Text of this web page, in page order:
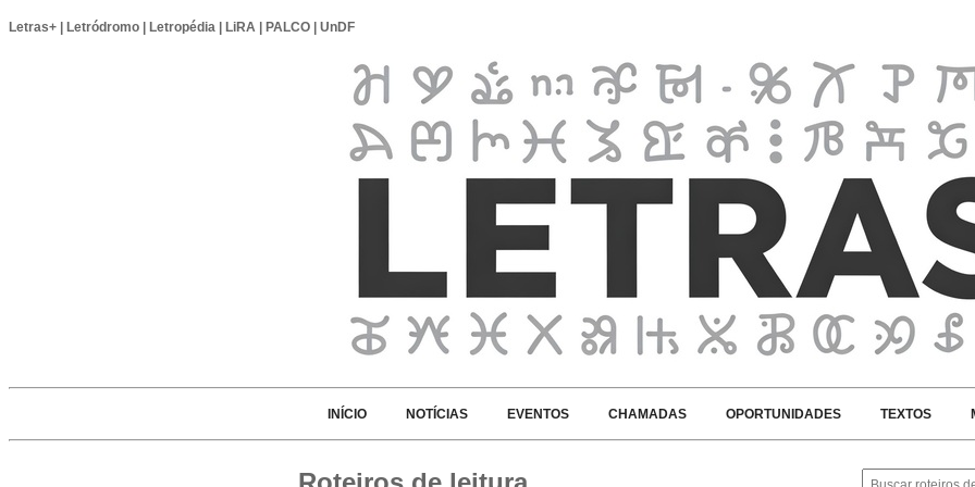
Letras+ Letródromo Letropédia LiRA PALCO UnDF
INÍCIO NOTÍCIAS EVENTOS CHAMADAS OPORTUNIDADES TEXTOS